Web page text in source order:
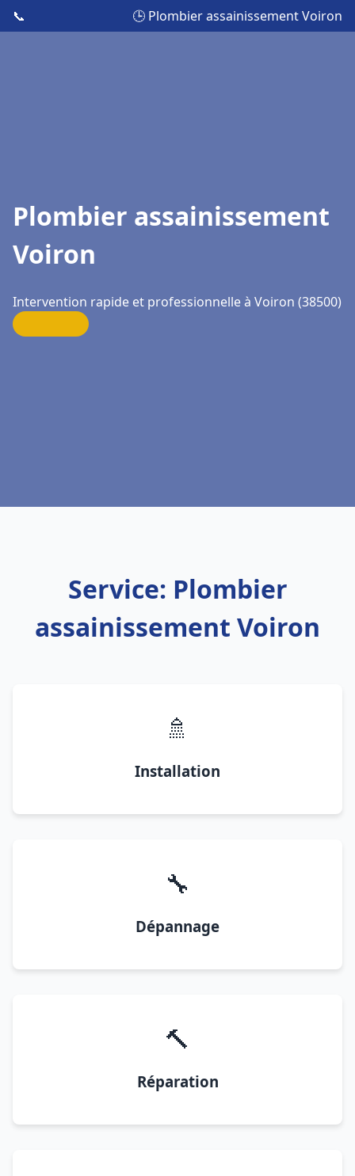
📞 🕒 Plombier assainissement Voiron
Plombier assainissement
Voiron
Intervention rapide et professionnelle à Voiron (38500)
Service: Plombier
assainissement Voiron
🚿
Installation
🔧
Dépannage
🔨
Réparation